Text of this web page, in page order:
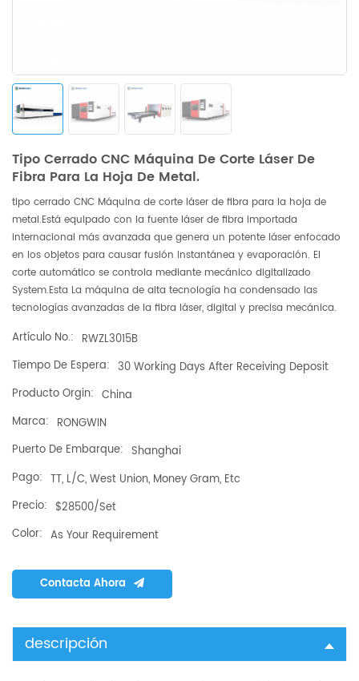
Tipo Cerrado CNC Máquina De Corte Láser De
Fibra Para La Hoja De Metal.
tipo cerrado CNC Máquina de corte láser de fibra para la hoja de
metal.Está equipado con la fuente láser de fibra importada
internacional más avanzada que genera un potente láser enfocado
en los objetos para causar fusión instantánea y evaporación. El
corte automático se controla mediante mecánico digitalizado
System.Esta La máquina de alta tecnología ha condensado las
tecnologías avanzadas de la fibra láser, digital y precisa mecánica.
Artículo No.: RWZL3015B
Tiempo De Espera: 30 Working Days After Receiving Deposit
Producto Orgin: China
Marca: RONGWIN
Puerto De Embarque: Shanghai
Pago: TT, L/C, West Union, Money Gram, Etc
Precio: $28500/set
Color: As Your Requirement
Contacta Ahora
descripción